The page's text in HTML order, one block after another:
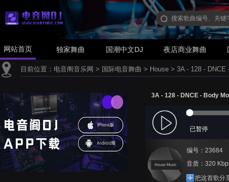
网站首页 独家舞曲 国潮中文DJ 夜店商业舞曲
目前位置： 电音阁音乐网 > 国际电音舞曲 > House > 3A - 128 -
3A - 128 - DNCE - Body
已暂停
编号：23684
音质：320
把这首歌分